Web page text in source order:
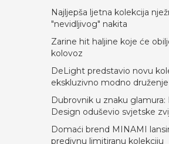
Najljepša ljetna kolekcija
"nevidljivog" nakita
Zarine hit haljine koje će
kolovoz
DeLight predstavio novu
ekskluzivno modno druženje
Dubrovnik u znaku glamura:
Design oduševio svjetske
Domaći brend MINAMI
predivnu limitiranu kolekciju